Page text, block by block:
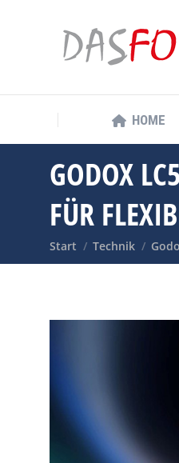
HOME
GODOX
FÜR
Sie befinden sich
Start Technik
HOME